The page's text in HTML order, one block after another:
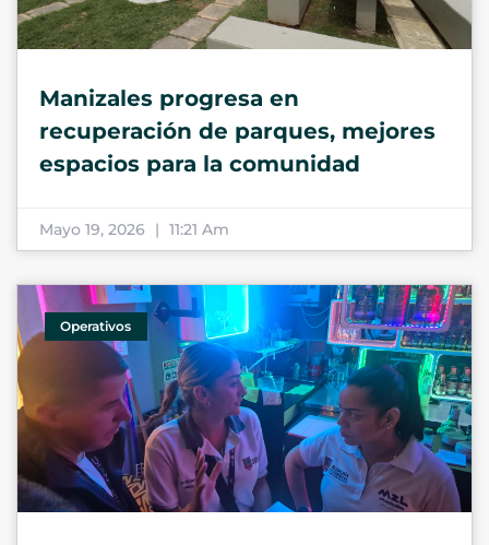
Manizales progresa en
recuperación de parques, mejores
espacios para la comunidad
Mayo 19, 2026 11:21 Am
Operativos